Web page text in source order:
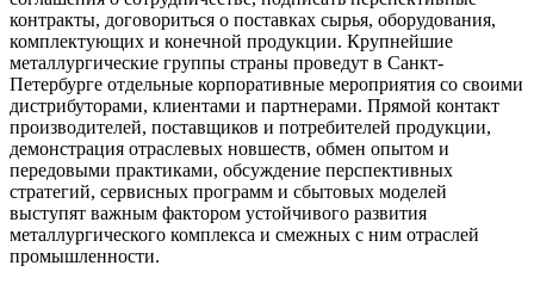
контракты, договориться о поставках сырья, оборудования,
комплектующих и конечной продукции. Крупнейшие
металлургические группы страны проведут в Санкт-
Петербурге отдельные корпоративные мероприятия со своими
дистрибуторами, клиентами и партнерами. Прямой контакт
производителей, поставщиков и потребителей продукции,
демонстрация отраслевых новшеств, обмен опытом и
передовыми практиками, обсуждение перспективных
стратегий, сервисных программ и сбытовых моделей
выступят важным фактором устойчивого развития
металлургического комплекса и смежных с ним отраслей
промышленности.